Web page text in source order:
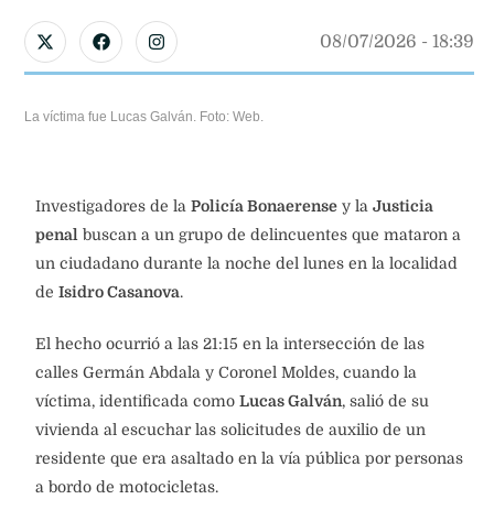
08/07/2026 - 18:39
La víctima fue Lucas Galván. Foto: Web.
Investigadores de la Policía Bonaerense y la Justicia
penal buscan a un grupo de delincuentes que mataron a
un ciudadano durante la noche del lunes en la localidad
de Isidro Casanova.
El hecho ocurrió a las 21:15 en la intersección de las
calles Germán Abdala y Coronel Moldes, cuando la
víctima, identificada como Lucas Galván, salió de su
vivienda al escuchar las solicitudes de auxilio de un
residente que era asaltado en la vía pública por personas
a bordo de motocicletas.